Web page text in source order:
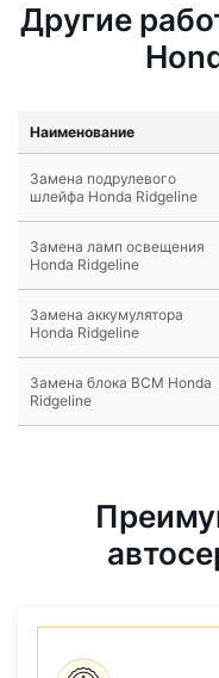
Другие
Наименование
Замена подрулевого
шлейфа Honda Ridgeline
Замена ламп освещения
Honda Ridgeline
Замена аккумулятора
Honda Ridgeline
Замена блока BCM Honda
Ridgeline